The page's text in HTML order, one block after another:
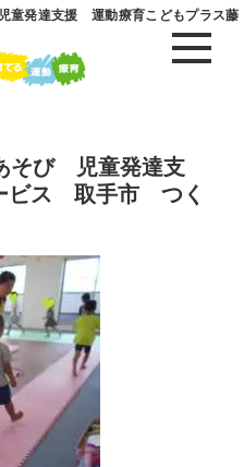
童発達支援 運動療育こどもプラス藤
そび 児童発達支
ビス 取手市 つく